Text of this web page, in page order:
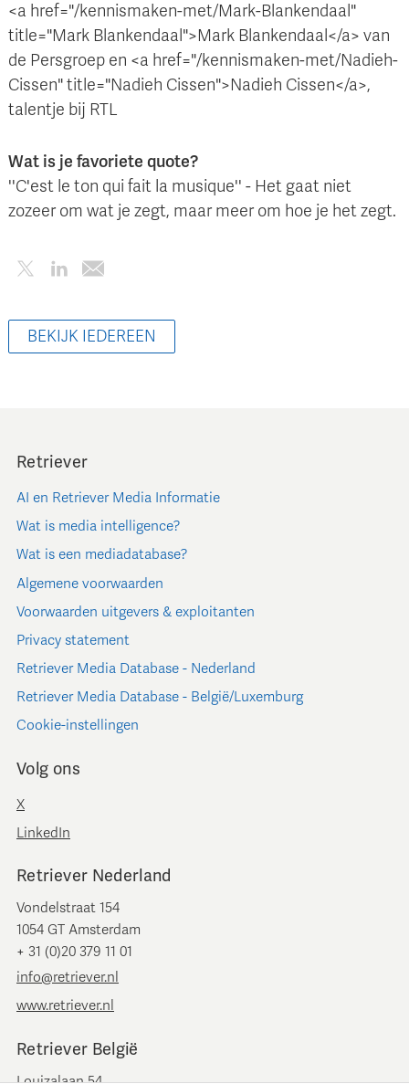
<a href="/kennismaken-met/Mark-Blankendaal"
title="Mark Blankendaal">Mark Blankendaal</a> van
de Persgroep en <a href="/kennismaken-met/Nadieh-
Cissen" title="Nadieh Cissen">Nadieh Cissen</a>,
talentje bij RTL
Wat is je favoriete quote?
''C'est le ton qui fait la musique'' - Het gaat niet
zozeer om wat je zegt, maar meer om hoe je het zegt.
BEKIJK IEDEREEN
Retriever
AI en Retriever Media Informatie
Wat is media intelligence?
Wat is een mediadatabase?
Algemene voorwaarden
Voorwaarden uitgevers & exploitanten
Privacy statement
Retriever Media Database - Nederland
Retriever Media Database - België/Luxemburg
Cookie-instellingen
Volg ons
X
LinkedIn
Retriever Nederland
Vondelstraat 154
1054 GT Amsterdam
+ 31 (0)20 379 11 01
info@retriever.nl
www.retriever.nl
Retriever België